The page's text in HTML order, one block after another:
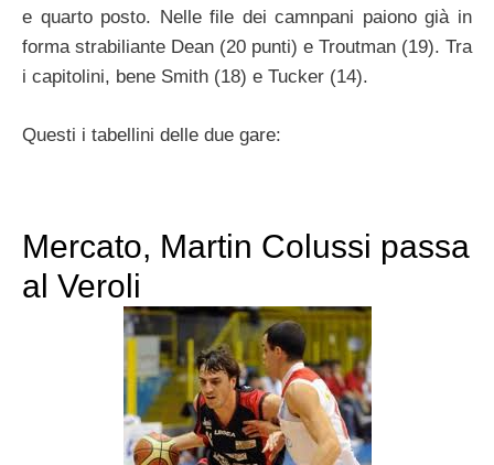
e quarto posto. Nelle file dei camnpani paiono già in
forma strabiliante Dean (20 punti) e Troutman (19). Tra
i capitolini, bene Smith (18) e Tucker (14).
Questi i tabellini delle due gare:
Mercato, Martin Colussi passa
al Veroli